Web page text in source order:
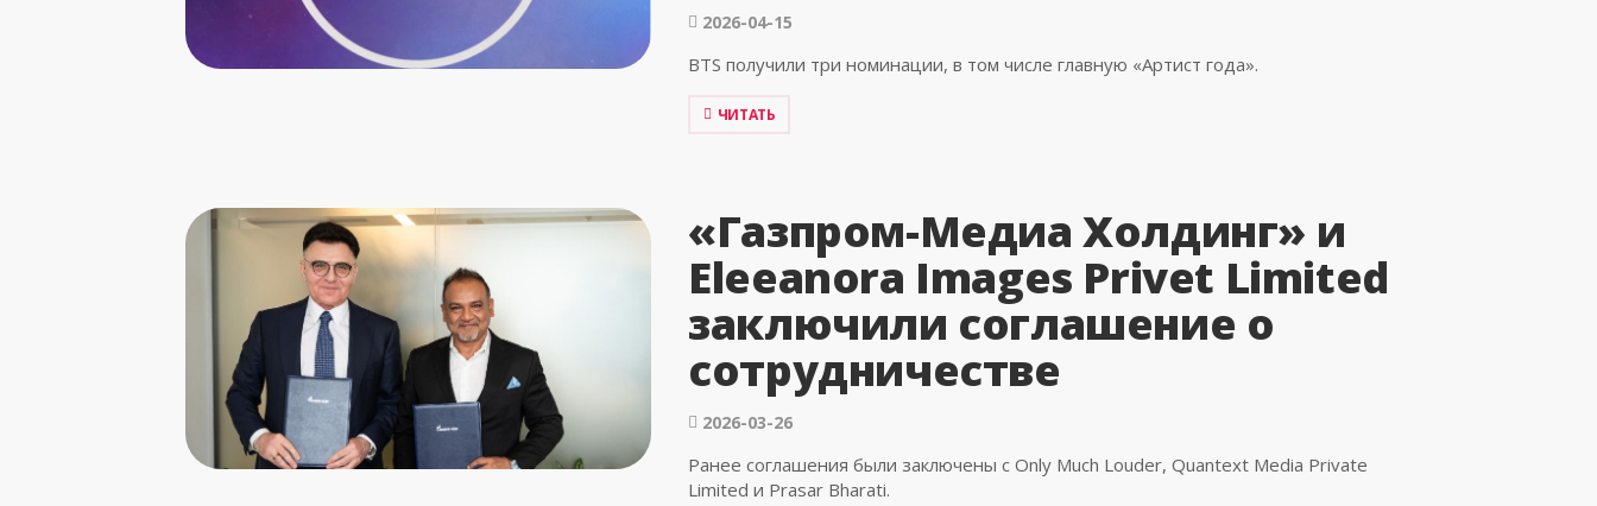
2026-04-15
BTS получили три номинации, в том числе главную «Артист года».
ЧИТАТЬ
«Газпром-Медиа Холдинг» и
Eleeanora Images Privet Limited
заключили соглашение о
сотрудничестве
2026-03-26
Ранее соглашения были заключены с Only Much Louder, Quantext Media Private
Limited и Prasar Bharati.